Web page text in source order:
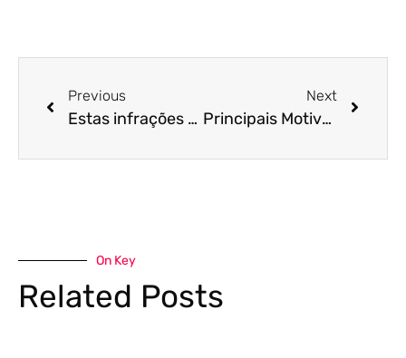
Previous
Estas infrações do Código de Trânsito Brasileiro não geram pontuação, mas geram a instauração diretado processo de multa e de suspensão de CNH
Next
Principais Motivos para a Suspensão da CNH
On Key
Related Posts